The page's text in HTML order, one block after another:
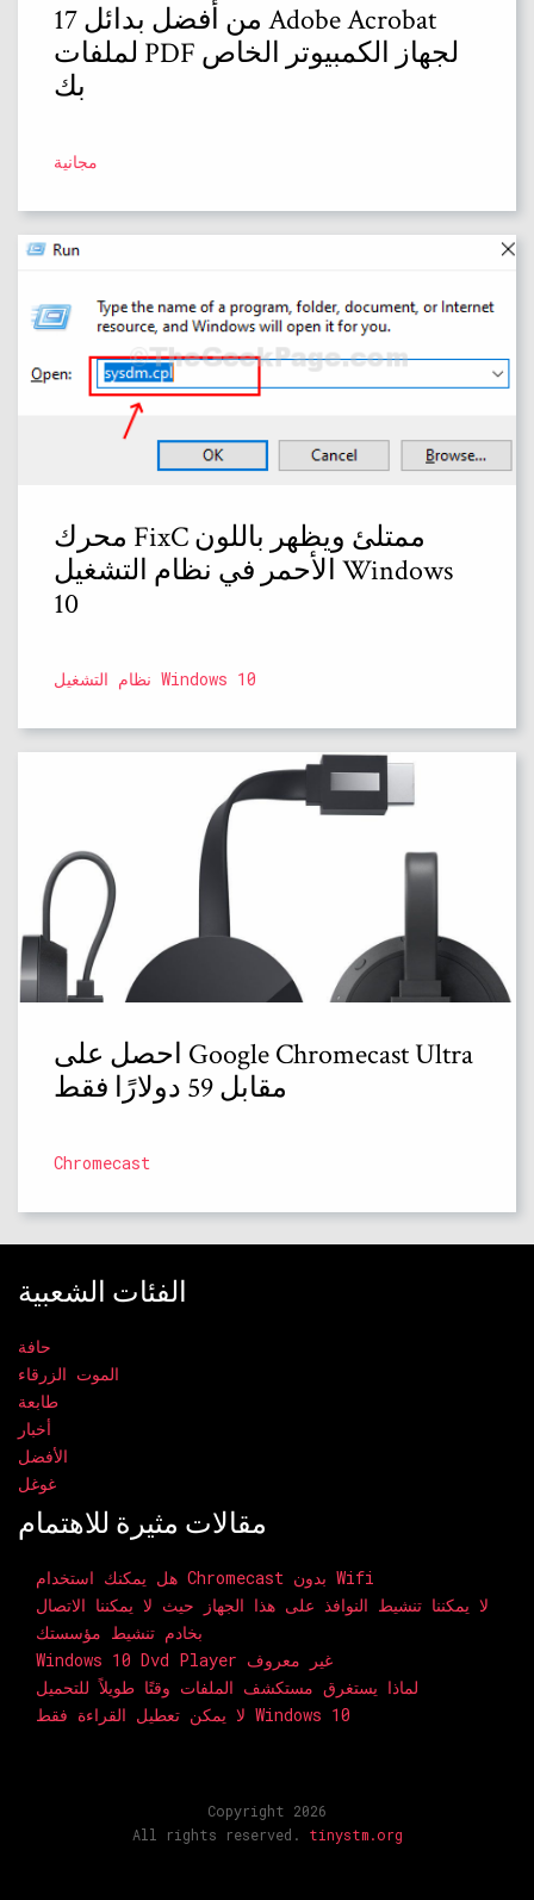
17 من أفضل بدائل Adobe Acrobat
لملفات PDF لجهاز الكمبيوتر الخاص
بك
مجانية
محرك FixC ممتلئ ويظهر باللون
الأحمر في نظام التشغيل Windows
10
نظام التشغيل Windows 10
احصل على Google Chromecast Ultra
مقابل 59 دولارًا فقط
Chromecast
الفئات الشعبية
حافة
الموت الزرقاء
طابعة
أخبار
الأفضل
غوغل
مقالات مثيرة للاهتمام
هل يمكنك استخدام Chromecast بدون Wifi
لا يمكننا تنشيط النوافذ على هذا الجهاز حيث لا يمكننا الاتصال
بخادم تنشيط مؤسستك
Windows 10 Dvd Player غير معروف
لماذا يستغرق مستكشف الملفات وقتًا طويلاً للتحميل
لا يمكن تعطيل القراءة فقط Windows 10
Copyright 2026
All rights reserved. tinystm.org